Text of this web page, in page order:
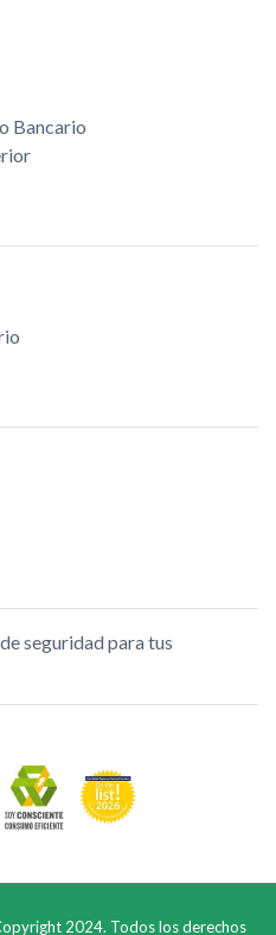
Bancario
seguridad para tus
2024. Todos los derechos